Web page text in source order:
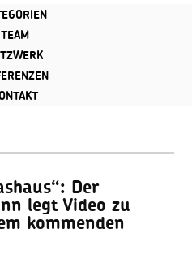
TEAM
Der
legt Video zu
kommenden